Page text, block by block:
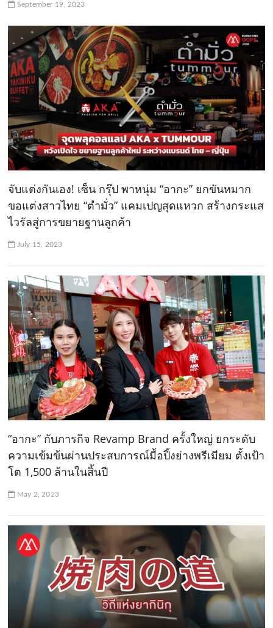
September 19, 2023
จับแต่งกันเอง! เซ็น กรุ๊ป พาหนุ่ม “อากะ” ยกขันหมาก
ขอแต่งสาวไทย “ตำมั่ว” แคมเปญสุดแหวก สร้างกระแส
ไวรัลสู่การขยายฐานลูกค้า
July 15, 2023
“อากะ” กับภารกิจ Revamp Brand ครั้งใหญ่ ยกระดับ
ความเข้มข้นผ่านประสบการณ์มื้อปิ้งย่างพรีเมียม ตั้งเป้า
โต 1,500 ล้านในสิ้นปี
May 2, 2023